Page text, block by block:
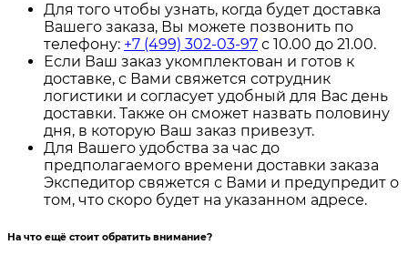
Для того чтобы узнать, когда будет доставка
Вашего заказа, Вы можете позвонить по
телефону: +7 (499) 302-03-97 с 10.00 до 21.00.
Если Ваш заказ укомплектован и готов к
доставке, с Вами свяжется сотрудник
логистики и согласует удобный для Вас день
доставки. Также он сможет назвать половину
дня, в которую Ваш заказ привезут.
Для Вашего удобства за час до
предполагаемого времени доставки заказа
Экспедитор свяжется с Вами и предупредит о
том, что скоро будет на указанном адресе.
На что ещё стоит обратить внимание?